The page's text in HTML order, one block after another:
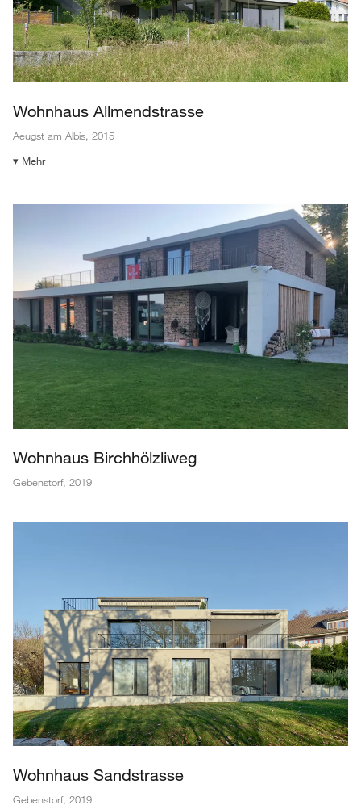
Wohnhaus Allmendstrasse
Aeugst am Albis, 2015
▾ Mehr
Wohnhaus Birchhölzliweg
Gebenstorf, 2019
Wohnhaus Sandstrasse
Gebenstorf, 2019